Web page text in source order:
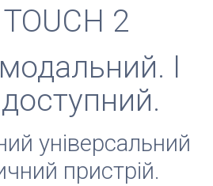
2
І
універсальний
пристрій.